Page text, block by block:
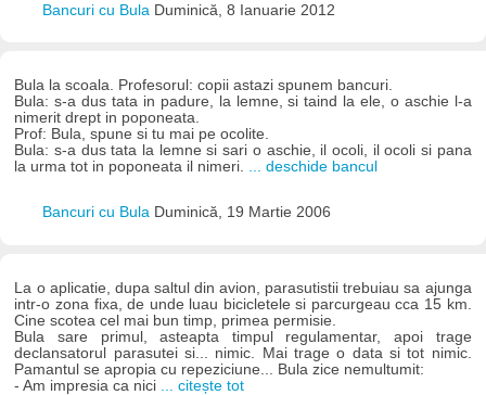
Bancuri cu Bula Duminică, 8 Ianuarie 2012
Bula la scoala. Profesorul: copii astazi spunem bancuri.
Bula: s-a dus tata in padure, la lemne, si taind la ele, o aschie l-a
nimerit drept in poponeata.
Prof: Bula, spune si tu mai pe ocolite.
Bula: s-a dus tata la lemne si sari o aschie, il ocoli, il ocoli si pana
la urma tot in poponeata il nimeri. ... deschide bancul
Bancuri cu Bula Duminică, 19 Martie 2006
La o aplicatie, dupa saltul din avion, parasutistii trebuiau sa ajunga
intr-o zona fixa, de unde luau bicicletele si parcurgeau cca 15 km.
Cine scotea cel mai bun timp, primea permisie.
Bula sare primul, asteapta timpul regulamentar, apoi trage
declansatorul parasutei si... nimic. Mai trage o data si tot nimic.
Pamantul se apropia cu repeziciune... Bula zice nemultumit:
- Am impresia ca nici
... citește tot